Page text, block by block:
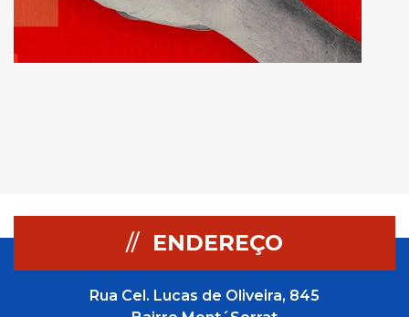
// ENDEREÇO
Rua Cel. Lucas de Oliveira, 845